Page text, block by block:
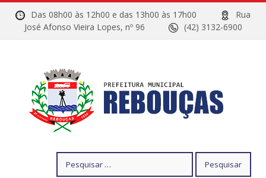
Das 08h00 às 12h00 e das 13h00 às 17h00
Rua
José Afonso Vieira Lopes, nº 96
(42) 3132-6900
por: